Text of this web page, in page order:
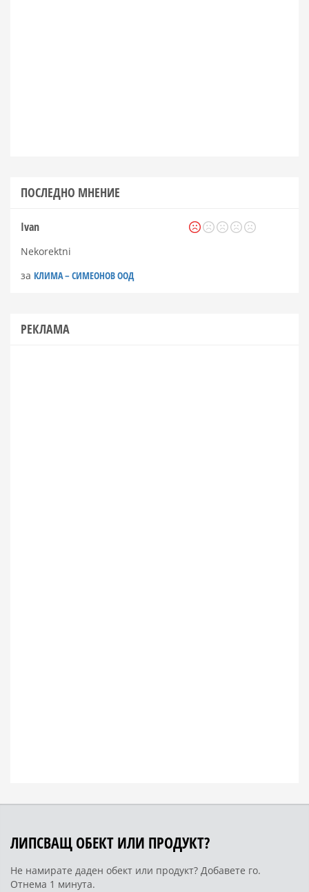
ПОСЛЕДНО МНЕНИЕ
Ivan
Nekorektni
за КЛИМА – СИМЕОНОВ ООД
РЕКЛАМА
ЛИПСВАЩ ОБЕКТ ИЛИ ПРОДУКТ?
Не намирате даден обект или продукт? Добавете го.
Отнема 1 минута.